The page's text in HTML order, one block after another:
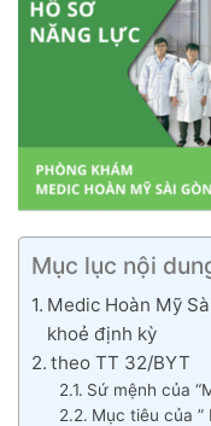
Mục lục nội
Medic Hoàn Mỹ
khoẻ định kỳ
theo TT 32/BYT
Sứ mệnh của
Mục tiêu của ”